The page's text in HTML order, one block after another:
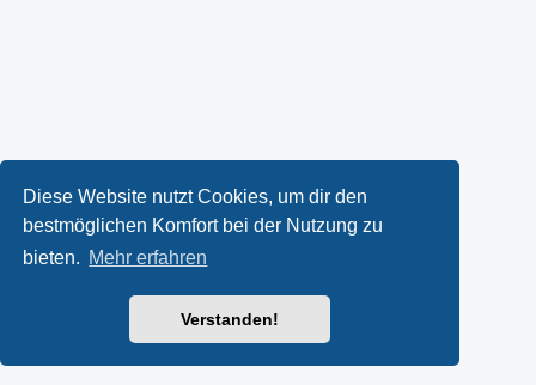
Diese Website nutzt Cookies, um dir den
bestmöglichen Komfort bei der Nutzung zu
bieten. Mehr erfahren
Verstanden!